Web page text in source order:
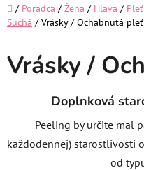
Domov
/ Poradca / Žena / Hlava /
Suchá / Vrásky / Ochabnutá pleť
Vrásky /
Doplnková
Peeling by určite mal
každodennej) starostlivosti
od